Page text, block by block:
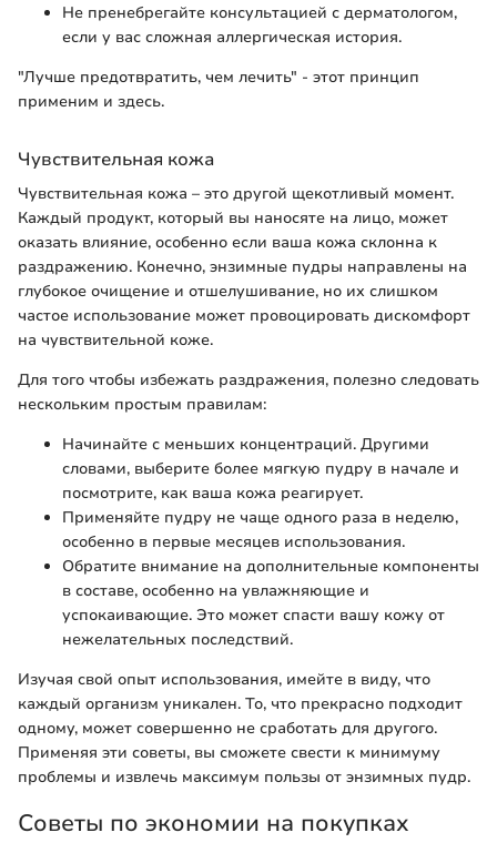
Не пренебрегайте консультацией с дерматологом,
если у вас сложная аллергическая история.
"Лучше предотвратить, чем лечить" - этот принцип
применим и здесь.
Чувствительная кожа
Чувствительная кожа – это другой щекотливый момент.
Каждый продукт, который вы наносяте на лицо, может
оказать влияние, особенно если ваша кожа склонна к
раздражению. Конечно, энзимные пудры направлены на
глубокое очищение и отшелушивание, но их слишком
частое использование может провоцировать дискомфорт
на чувствительной коже.
Для того чтобы избежать раздражения, полезно следовать
нескольким простым правилам:
Начинайте с меньших концентраций. Другими
словами, выберите более мягкую пудру в начале и
посмотрите, как ваша кожа реагирует.
Применяйте пудру не чаще одного раза в неделю,
особенно в первые месяцев использования.
Обратите внимание на дополнительные компоненты
в составе, особенно на увлажняющие и
успокаивающие. Это может спасти вашу кожу от
нежелательных последствий.
Изучая свой опыт использования, имейте в виду, что
каждый организм уникален. То, что прекрасно подходит
одному, может совершенно не сработать для другого.
Применяя эти советы, вы сможете свести к минимуму
проблемы и извлечь максимум пользы от энзимных пудр.
Советы по экономии на покупках